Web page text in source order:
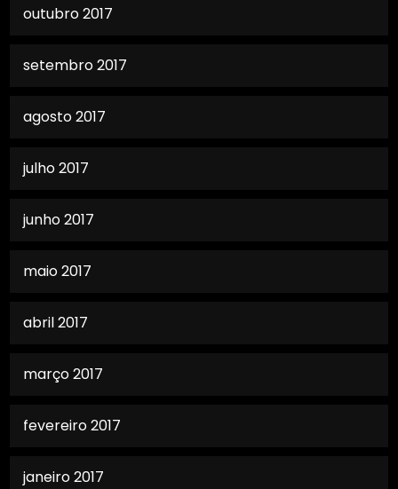
outubro 2017
setembro 2017
agosto 2017
julho 2017
junho 2017
maio 2017
abril 2017
março 2017
fevereiro 2017
janeiro 2017